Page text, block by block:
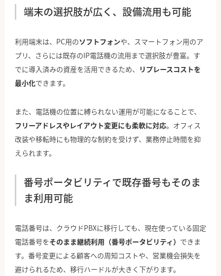
端末の選択肢が広く、設備流用も可能
利用端末は、PC用のソフトフォンや、スマートフォン用のア
プリ、さらには既存のIP電話機の流用まで選択肢が豊富。す
でに導入済みの資産を活用できるため、 リプレースコストを
最小化できます。
また、電話機の位置に縛られない運用が可能になることで、
フリーアドレスやレイアウト変更にも柔軟に対応。オフィス
改装や移転時にも物理的な制約を受けず、業務停止時間を抑
えられます。
番号ポータビリティで既存番号もそのま
ま利用可能
電話番号は、クラウドPBXに移行しても、現在使っている固定
電話番号をそのまま継続利用（番号ポータビリティ） できま
す。番号変更による顧客への周知コストや、営業機会損失を
避けられるため、移行ハードルが大きく下がります。